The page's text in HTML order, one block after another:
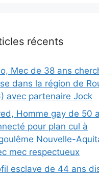
récents
Mec de 38 ans
dans la région de
avec partenaire Jock
Homme gay de 50
pour plan cul à
Nouvelle-
mec respectueux
esclave de 44 ans